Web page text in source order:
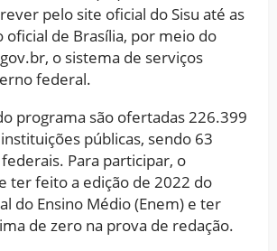
pelo site oficial do Sisu até as
oficial de Brasília, por meio do
o sistema de serviços
federal.
programa são ofertadas 226.399
públicas, sendo 63
Para participar, o
ter feito a edição de 2022 do
do Ensino Médio (Enem) e ter
de zero na prova de redação.